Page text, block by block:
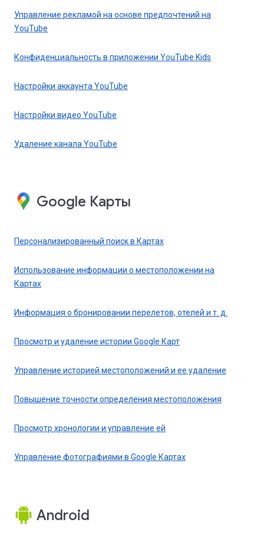
Управление рекламой на основе предпочтений на
YouTube
Конфиденциальность в приложении YouTube Kids
Настройки аккаунта YouTube
Настройки видео YouTube
Удаление канала YouTube
Google Карты
Персонализированный поиск в Картах
Использование информации о местоположении на
Картах
Информация о бронировании перелетов, отелей и т. д.
Просмотр и удаление истории Google Карт
Управление историей местоположений и ее удаление
Повышение точности определения местоположения
Просмотр хронологии и управление ей
Управление фотографиями в Google Картах
Android